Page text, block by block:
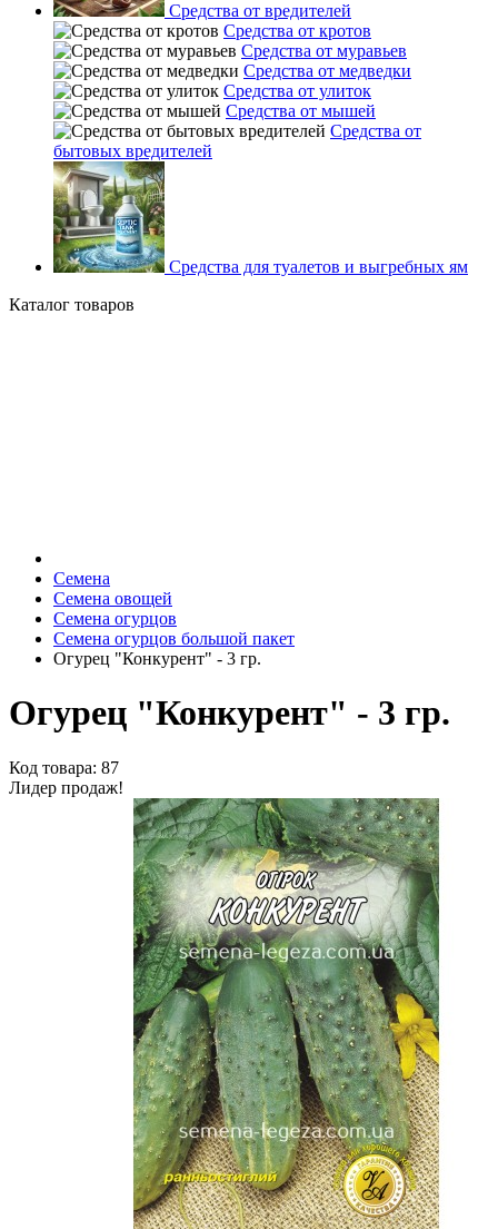
Средства от вредителей
Средства от кротов
Средства от муравьев
Средства от медведки
Средства от улиток
Средства от мышей
Средства от
бытовых вредителей
Средства для туалетов и выгребных ям
Каталог товаров
Семена
Семена овощей
Семена огурцов
Семена огурцов большой пакет
Огурец "Конкурент" - 3 гр.
Огурец "Конкурент" - 3 гр.
Код товара: 87
Лидер продаж!